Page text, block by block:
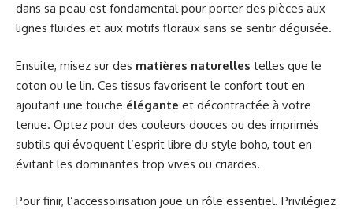
dans sa peau est fondamental pour porter des pièces aux
lignes fluides et aux motifs floraux sans se sentir déguisée.
Ensuite, misez sur des matières naturelles telles que le
coton ou le lin. Ces tissus favorisent le confort tout en
ajoutant une touche élégante et décontractée à votre
tenue. Optez pour des couleurs douces ou des imprimés
subtils qui évoquent l’esprit libre du style boho, tout en
évitant les dominantes trop vives ou criardes.
Pour finir, l’accessoirisation joue un rôle essentiel. Privilégiez